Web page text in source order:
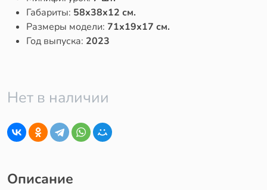
Габариты: 58x38x12 см.
Размеры модели: 71x19x17 см.
Год выпуска: 2023
Нет в наличии
Описание